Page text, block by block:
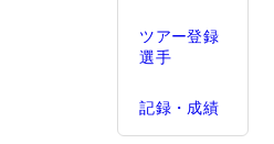
ツアー登録
選手
記録・成績